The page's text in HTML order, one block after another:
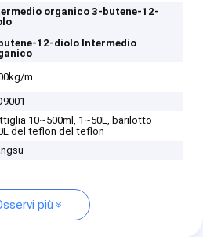
organico 3-butene-12-
12-diolo Intermedio
m
10~500ml, 1~50L, barilotto
del teflon del teflon
più